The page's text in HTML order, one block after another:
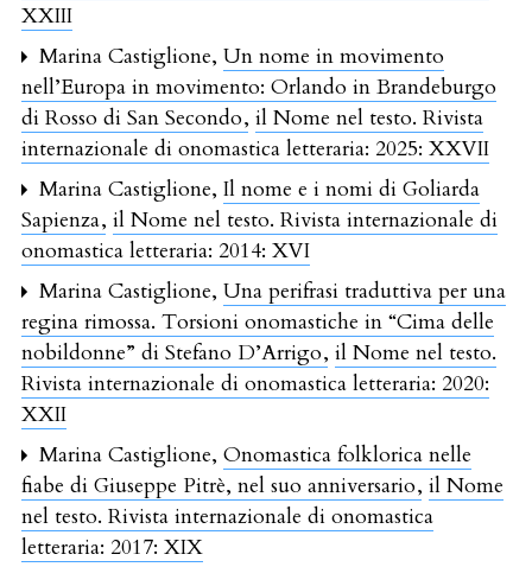
XXIII
Marina Castiglione, Un nome in movimento
nell’Europa in movimento: Orlando in Brandeburgo
di Rosso di San Secondo, il Nome nel testo. Rivista
internazionale di onomastica letteraria: 2025: XXVII
Marina Castiglione, Il nome e i nomi di Goliarda
Sapienza, il Nome nel testo. Rivista internazionale di
onomastica letteraria: 2014: XVI
Marina Castiglione, Una perifrasi traduttiva per una
regina rimossa. Torsioni onomastiche in “Cima delle
nobildonne” di Stefano D’Arrigo, il Nome nel testo.
Rivista internazionale di onomastica letteraria: 2020:
XXII
Marina Castiglione, Onomastica folklorica nelle
fiabe di Giuseppe Pitrè, nel suo anniversario, il Nome
nel testo. Rivista internazionale di onomastica
letteraria: 2017: XIX